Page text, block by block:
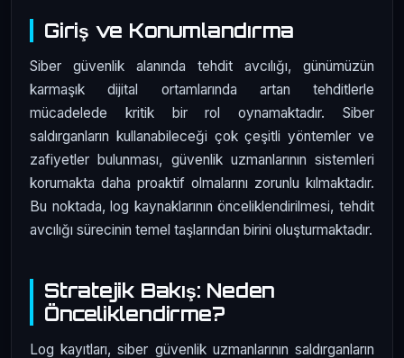
Giriş ve Konumlandırma
Siber güvenlik alanında tehdit avcılığı, günümüzün
karmaşık dijital ortamlarında artan tehditlerle
mücadelede kritik bir rol oynamaktadır. Siber
saldırganların kullanabileceği çok çeşitli yöntemler ve
zafiyetler bulunması, güvenlik uzmanlarının sistemleri
korumakta daha proaktif olmalarını zorunlu kılmaktadır.
Bu noktada, log kaynaklarının önceliklendirilmesi, tehdit
avcılığı sürecinin temel taşlarından birini oluşturmaktadır.
Stratejik Bakış: Neden
Önceliklendirme?
Log kayıtları, siber güvenlik uzmanlarının saldırganların